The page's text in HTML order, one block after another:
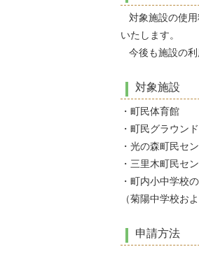
対象施設の使
いたします。
今後も施設の
対象施設
・町民体育館
・町民グラウン
・光の森町民セ
・三里木町民セ
・町内小中学校
（菊陽中学校お
申請方法